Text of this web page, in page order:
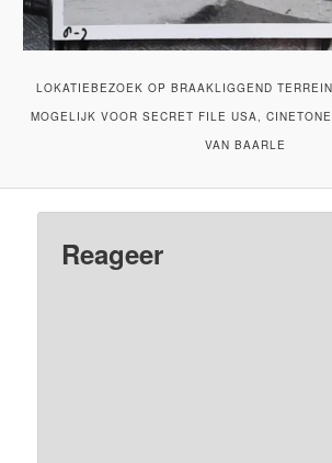
LOKATIEBEZOEK OP BRAAKLIGGEND
MOGELIJK VOOR SECRET FILE USA,
VAN BAARLE
Reageer